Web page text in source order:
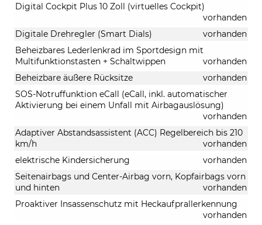
Digital Cockpit Plus 10 Zoll (virtuelles Cockpit)
vorhanden
Digitale Drehregler (Smart Dials)
vorhanden
Beheizbares Lederlenkrad im Sportdesign mit
Multifunktionstasten + Schaltwippen
vorhanden
Beheizbare äußere Rücksitze
vorhanden
SOS-Notruffunktion eCall (eCall, inkl. automatischer
Aktivierung bei einem Unfall mit Airbagauslösung)
vorhanden
Adaptiver Abstandsassistent (ACC) Regelbereich bis 210
km/h
vorhanden
elektrische Kindersicherung
vorhanden
Seitenairbags und Center-Airbag vorn, Kopfairbags vorn
und hinten
vorhanden
Proaktiver Insassenschutz mit Heckaufprallerkennung
vorhanden